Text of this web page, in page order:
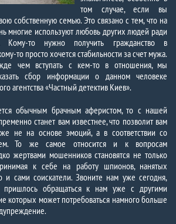
том случае, если вы
собственную семью. Это связано с тем, что на
многие используют любовь других людей ради
Кому-то нужно получить гражданство в
то просто хочется стабильности за счет мужа.
чем вступать с кем-то в отношения, мы
сбор информации о данном человеке
агентства «Частный детектив Киев».
обычным брачным аферистом, то с нашей
станет вам известнее, что позволит вам
не на основе эмоций, а в соответствии со
То же самое относится и к вопросам
жертвами мошенников становятся не только
к себе на работу шпионов, нанятых
сами соискатели. Звоните нам уже сегодня,
обращаться к нам уже с другими
которых может потребоваться намного больше